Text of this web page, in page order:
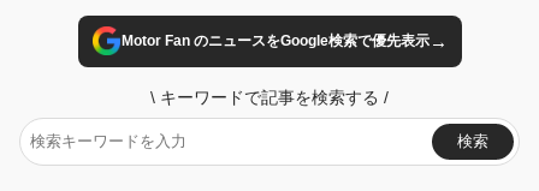
Motor Fan のニュースをGoogle検索で優先表示→
\ キーワードで記事を検索する /
検索